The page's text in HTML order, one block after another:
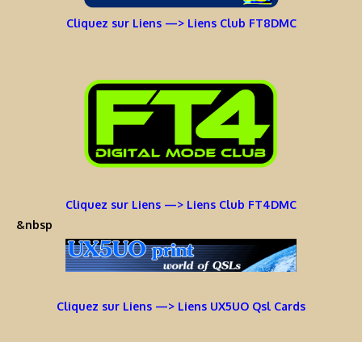
Cliquez sur Liens —> Liens Club FT8DMC
Cliquez sur Liens —> Liens Club FT4DMC
&nbsp
Cliquez sur Liens —> Liens UX5UO Qsl Cards